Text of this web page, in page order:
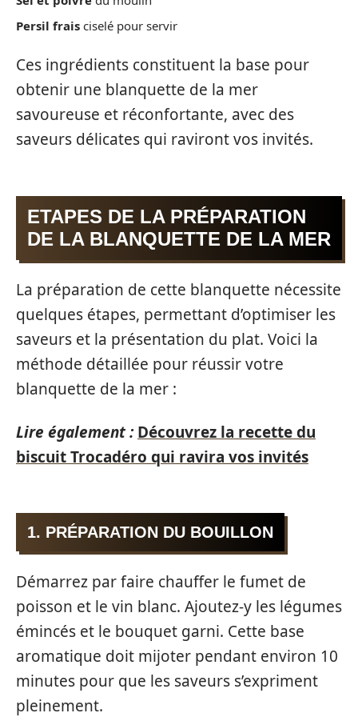
Persil frais ciselé pour servir
Ces ingrédients constituent la base pour
obtenir une blanquette de la mer
savoureuse et réconfortante, avec des
saveurs délicates qui raviront vos invités.
ETAPES DE LA PRÉPARATION
DE LA BLANQUETTE DE LA MER
La préparation de cette blanquette nécessite
quelques étapes, permettant d’optimiser les
saveurs et la présentation du plat. Voici la
méthode détaillée pour réussir votre
blanquette de la mer :
Lire également : Découvrez la recette du
biscuit Trocadéro qui ravira vos invités
1. PRÉPARATION DU BOUILLON
Démarrez par faire chauffer le fumet de
poisson et le vin blanc. Ajoutez-y les légumes
émincés et le bouquet garni. Cette base
aromatique doit mijoter pendant environ 10
minutes pour que les saveurs s’expriment
pleinement.